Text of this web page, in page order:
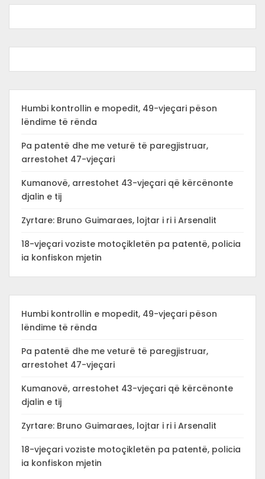
Humbi kontrollin e mopedit, 49-vjeçari pëson
lëndime të rënda
Pa patentë dhe me veturë të paregjistruar,
arrestohet 47-vjeçari
Kumanovë, arrestohet 43-vjeçari që kërcënonte
djalin e tij
Zyrtare: Bruno Guimaraes, lojtar i ri i Arsenalit
18-vjeçari voziste motoçikletën pa patentë, policia
ia konfiskon mjetin
Humbi kontrollin e mopedit, 49-vjeçari pëson
lëndime të rënda
Pa patentë dhe me veturë të paregjistruar,
arrestohet 47-vjeçari
Kumanovë, arrestohet 43-vjeçari që kërcënonte
djalin e tij
Zyrtare: Bruno Guimaraes, lojtar i ri i Arsenalit
18-vjeçari voziste motoçikletën pa patentë, policia
ia konfiskon mjetin